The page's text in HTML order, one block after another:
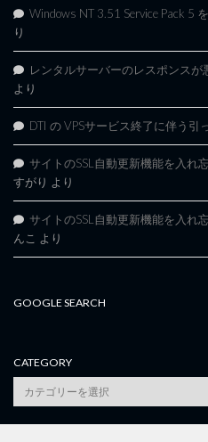
Windows NT 3.51 Service Pack 5
り
レンタルサーバーのレスポンスが
より
DTI の VPSサービス終了に伴う引
サイトのSSL自動更新機能を入れ
すがり より
サイトのSSL自動更新機能を入れ
んこ より
GOOGLE SEARCH
CATEGORY
category